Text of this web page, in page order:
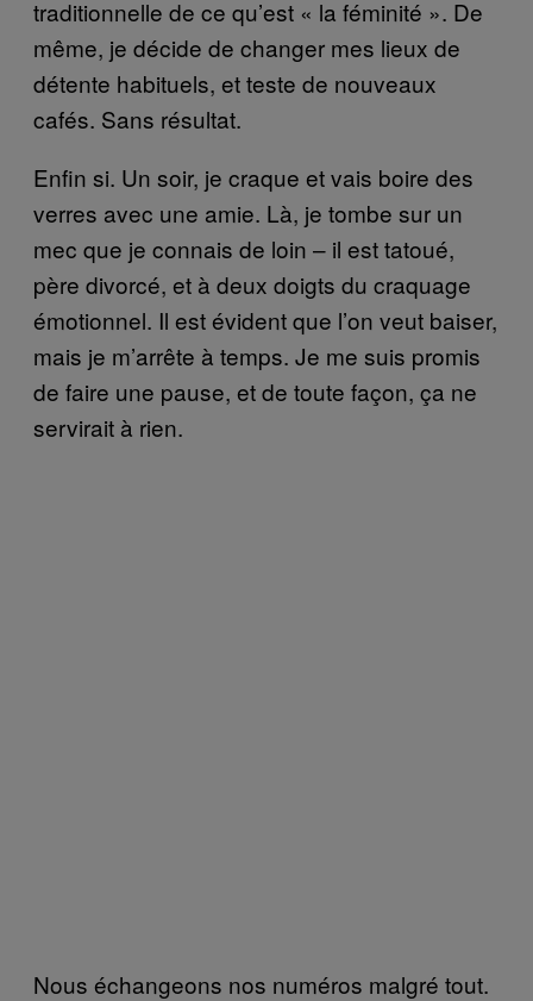
traditionnelle de ce qu’est « la féminité ». De
même, je décide de changer mes lieux de
détente habituels, et teste de nouveaux
cafés. Sans résultat.
Enfin si. Un soir, je craque et vais boire des
verres avec une amie. Là, je tombe sur un
mec que je connais de loin – il est tatoué,
père divorcé, et à deux doigts du craquage
émotionnel. Il est évident que l’on veut baiser,
mais je m’arrête à temps. Je me suis promis
de faire une pause, et de toute façon, ça ne
servirait à rien.
Nous échangeons nos numéros malgré tout.